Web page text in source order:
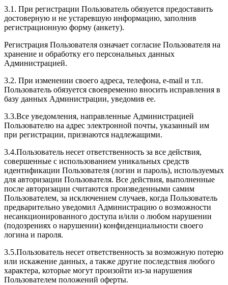
3.1. При регистрации Пользователь обязуется предоставить
достоверную и не устаревшую информацию, заполнив
регистрационную форму (анкету).
Регистрация Пользователя означает согласие Пользователя на
хранение и обработку его персональных данных
Администрацией.
3.2. При изменении своего адреса, телефона, e-mail и т.п.
Пользователь обязуется своевременно вносить исправления в
базу данных Администрации, уведомив ее.
3.3.Все уведомления, направленные Администрацией
Пользователю на адрес электронной почты, указанный им
при регистрации, признаются надлежащими.
3.4.Пользователь несет ответственность за все действия,
совершенные с использованием уникальных средств
идентификации Пользователя (логин и пароль), используемых
для авторизации Пользователя. Все действия, выполненные
после авторизации считаются произведенными самим
Пользователем, за исключением случаев, когда Пользователь
предварительно уведомил Администрацию о возможности
несанкционированного доступа и/или о любом нарушении
(подозрениях о нарушении) конфиденциальности своего
логина и пароля.
3.5.Пользователь несет ответственность за возможную потерю
или искажение данных, а также другие последствия любого
характера, которые могут произойти из-за нарушения
Пользователем положений оферты.